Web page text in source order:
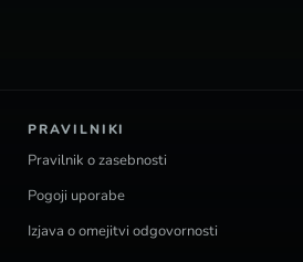
PRAVILNIKI
Pravilnik o zasebnosti
Pogoji uporabe
Izjava o omejitvi odgovornosti